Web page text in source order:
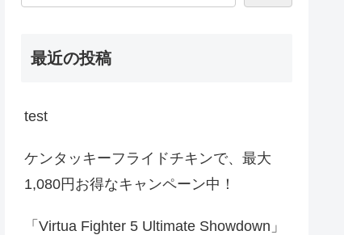
最近の投稿
test
ケンタッキーフライドチキンで、最大
1,080円お得なキャンペーン中！
「Virtua Fighter 5 Ultimate Showdown」